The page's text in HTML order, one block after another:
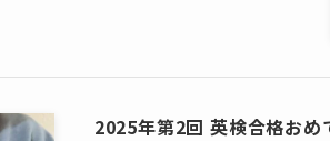
2025年第2回 英検合格おめ